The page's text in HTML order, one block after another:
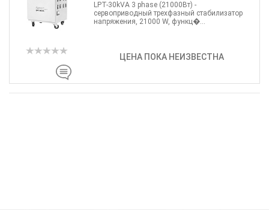
ЦЕНА ПОКА НЕИЗВЕСТНА
LPT-30kVA 3 phase (21000Вт) -
сервоприводный трехфазный стабилизатор
напряжения, 21000 W, функц�...